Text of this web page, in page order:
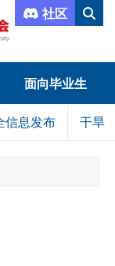
社区
面向毕业生
信息发布 干旱